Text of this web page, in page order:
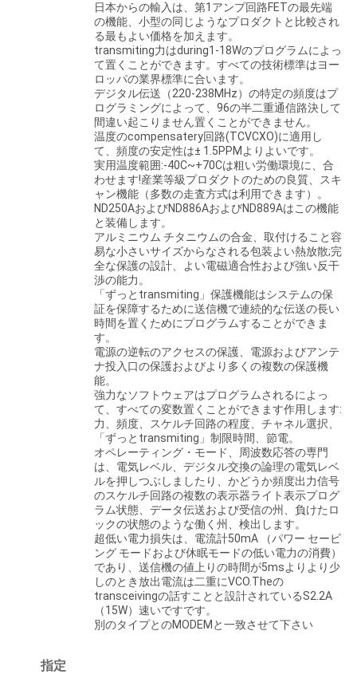
日本からの輸入は、第1アンプ回路FETの最先端
の機能、小型の同じようなプロダクトと比較され
る最もよい価格を加えます。
transmiting力はduring1-18Wのプログラムによっ
て置くことができます。すべての技術標準はヨー
ロッパの業界標準に合います。
デジタル伝送（220-238MHz）の特定の頻度はプ
ログラミングによって、96の半二重通信路決して
間違い起こりません置くことができません。
温度のcompensatery回路(TCVCXO)に適用し
て、頻度の安定性は± 1.5PPMよりよいです。
実用温度範囲:-40C~+70Cは粗い労働環境に、合
わせます!産業等級プロダクトのための良質、スキ
ャン機能（多数の走査方式は利用できます）。
ND250AおよびND886AおよびND889Aはこの機能
と装備します。
アルミニウム チタニウムの合金、取付けること容
易な小さいサイズからなされる包装よい熱放散;完
全な保護の設計、よい電磁適合性および強い反干
渉の能力。
「ずっとtransmiting」保護機能はシステムの保
証を保障するために送信機で連続的な伝送の長い
時間を置くためにプログラムすることができま
す。
電源の逆転のアクセスの保護、電源およびアンテ
ナ投入口の保護およびより多くの複数の保護機
能。
強力なソフトウェアはプログラムされるによっ
て、すべての変数置くことができます作用します:
力、頻度、スケルチ回路の程度、チャネル選択、
「ずっとtransmiting」制限時間、節電。
オペレーティング・モード、周波数応答の専門
は、電気レベル、デジタル交換の論理の電気レベ
ルを押しつぶしましたり、かどうか頻度出力信号
のスケルチ回路の複数の表示器ライト表示プログ
ラム状態、データ伝送および受信の州、負けたロ
ックの状態のような働く州、検出します。
超低い電力損失は、電流計50mA （パワー セービ
ング モードおよび休眠モードの低い電力の消費）
であり、送信機の値上りの時間が5msよりより少
しのとき放出電流は二重にVCO.Theの
transceivingの話すことと設計されているS2.2A
（15W）速いですです。
別のタイプとのMODEMと一致させて下さい
指定